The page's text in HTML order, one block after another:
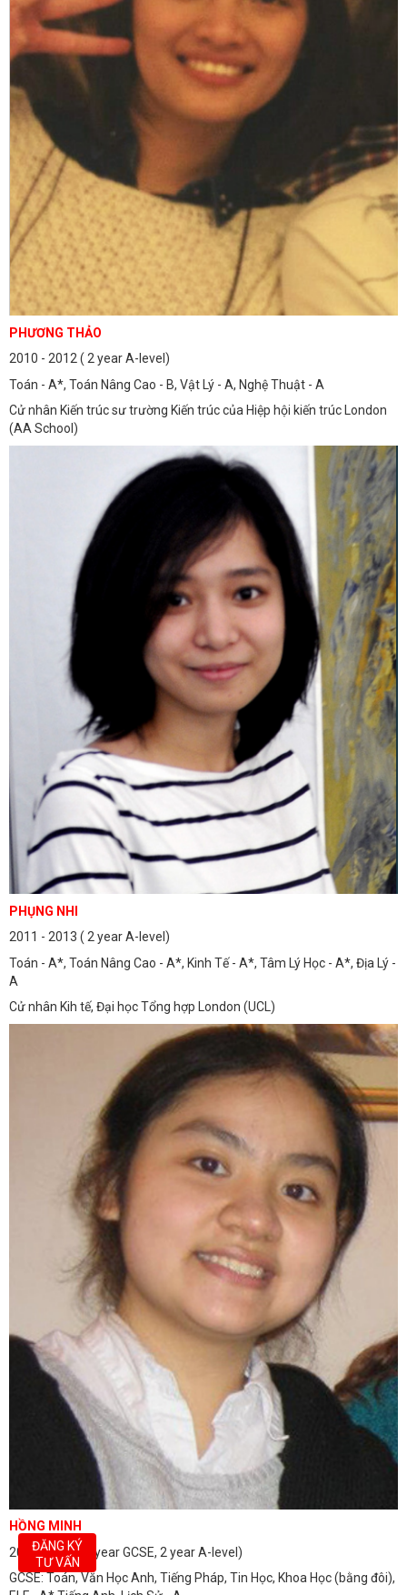
PHƯƠNG THẢO
2010 - 2012 ( 2 year A-level)
Toán - A*, Toán Nâng Cao - B, Vật Lý - A, Nghệ Thuật - A
Cử nhân Kiến trúc sư trường Kiến trúc của Hiệp hội kiến trúc London
(AA School)
PHỤNG NHI
2011 - 2013 ( 2 year A-level)
Toán - A*, Toán Nâng Cao - A*, Kinh Tế - A*, Tâm Lý Học - A*, Địa Lý -
A
Cử nhân Kih tế, Đại học Tổng hợp London (UCL)
HỒNG MINH
2013- 2016 (1 year GCSE, 2 year A-level)
GCSE: Toán, Văn Học Anh, Tiếng Pháp, Tin Học, Khoa Học (bằng đôi),
ĐĂNG KÝ
TƯ VẤN